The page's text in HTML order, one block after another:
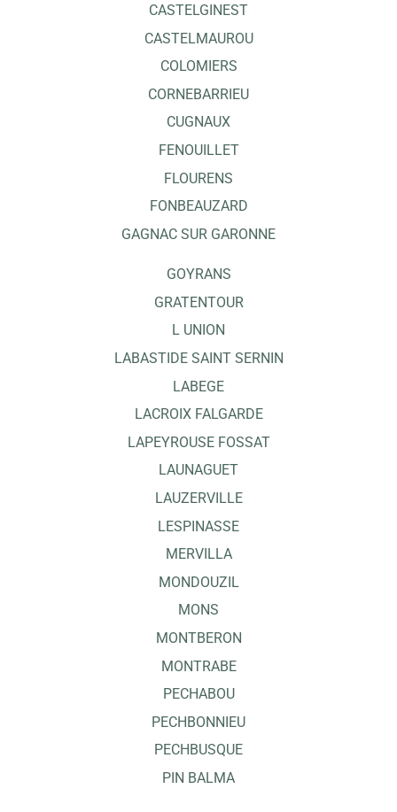
CASTELGINEST
CASTELMAUROU
COLOMIERS
CORNEBARRIEU
CUGNAUX
FENOUILLET
FLOURENS
FONBEAUZARD
GAGNAC SUR GARONNE
GOYRANS
GRATENTOUR
L UNION
LABASTIDE SAINT SERNIN
LABEGE
LACROIX FALGARDE
LAPEYROUSE FOSSAT
LAUNAGUET
LAUZERVILLE
LESPINASSE
MERVILLA
MONDOUZIL
MONS
MONTBERON
MONTRABE
PECHABOU
PECHBONNIEU
PECHBUSQUE
PIN BALMA